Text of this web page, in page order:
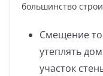
большинство
Смещение
утеплять
участок